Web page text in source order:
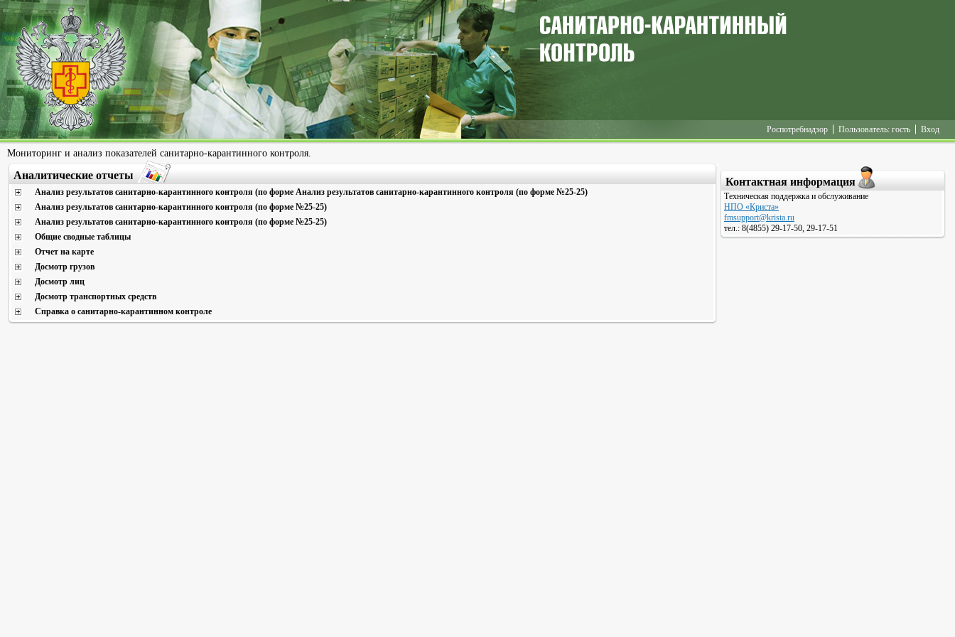
Пользователь: гость
Мониторинг и анализ показателей санитарно-карантинного контроля.
Аналитические отчеты
Анализ результатов санитарно-карантинного контроля (по форме Анализ результатов санитарно-карантинного контроля (по форме №25-25)
Анализ результатов санитарно-карантинного контроля (по форме №25-25)
Анализ результатов санитарно-карантинного контроля (по форме №25-25)
Общие сводные таблицы
Отчет на карте
Досмотр грузов
Досмотр лиц
Досмотр транспортных средств
Справка о санитарно-карантинном контроле
Контактная информация
Техническая поддержка и обслуживание
НПО «Криста»
fmsupport@krista.ru
тел.: 8(4855) 29-17-50, 29-17-51